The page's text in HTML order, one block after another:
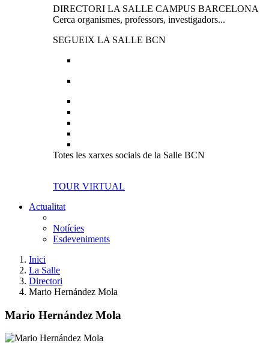
DIRECTORI LA SALLE CAMPUS BARCELONA
Cerca organismes, professors, investigadors...
SEGUEIX LA SALLE BCN
Totes les xarxes socials de la Salle BCN
TOUR VIRTUAL
Actualitat
Notícies
Esdeveniments
Inici
La Salle
Directori
Mario Hernández Mola
Mario Hernández Mola